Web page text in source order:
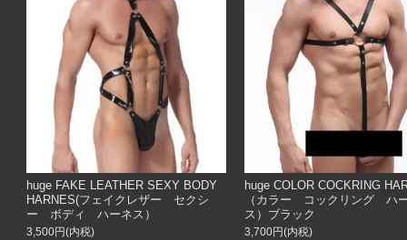
huge FAKE LEATHER SEXY BODY
HARNES(フェイクレザー セクシ
ー ボディ ハーネス）
3,500円(内税)
huge COLOR COCKRING
（カラー コックリング ハ
ス）ブラック
3,700円(内税)